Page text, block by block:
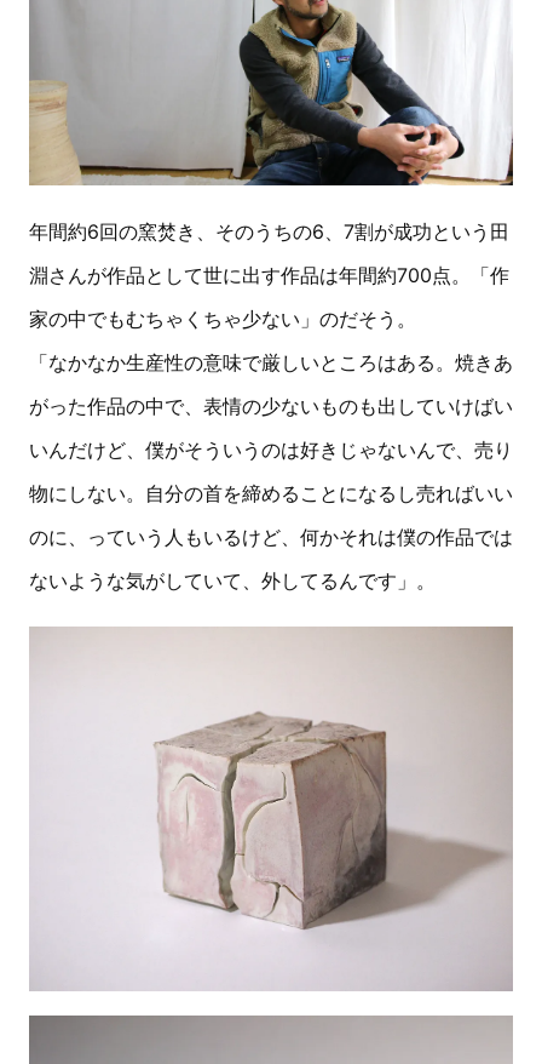
年間約6回の窯焚き、そのうちの6、7割が成功という田
淵さんが作品として世に出す作品は年間約700点。「作
家の中でもむちゃくちゃ少ない」のだそう。
「なかなか生産性の意味で厳しいところはある。焼きあ
がった作品の中で、表情の少ないものも出していけばい
いんだけど、僕がそういうのは好きじゃないんで、売り
物にしない。自分の首を締めることになるし売ればいい
のに、っていう人もいるけど、何かそれは僕の作品では
ないような気がしていて、外してるんです」。